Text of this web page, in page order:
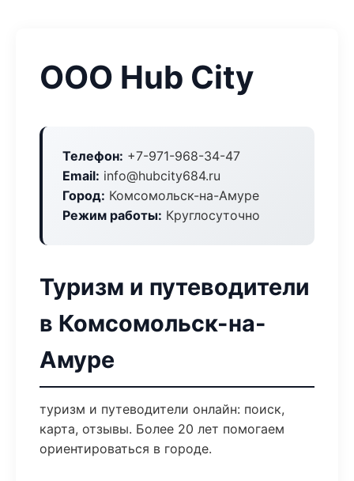
ООО Hub City
Телефон: +7-971-968-34-47
Email: info@hubcity684.ru
Город: Комсомольск-на-Амуре
Режим работы: Круглосуточно
Туризм и путеводители
в Комсомольск-на-
Амуре
туризм и путеводители онлайн: поиск,
карта, отзывы. Более 20 лет помогаем
ориентироваться в городе.